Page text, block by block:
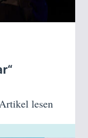
lesen